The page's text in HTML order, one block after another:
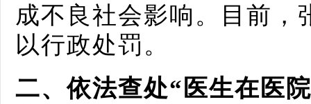
成不良社会影响。目前，
以行政处罚。
二、依法查处“医生在医